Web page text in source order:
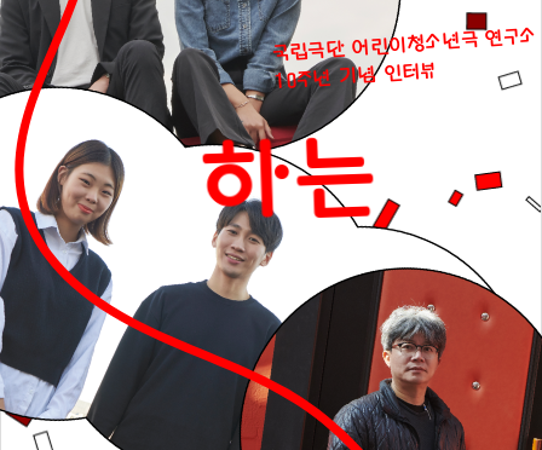
국립극단 어린이청소년극 연구소
10주년 기념 인터뷰
하는